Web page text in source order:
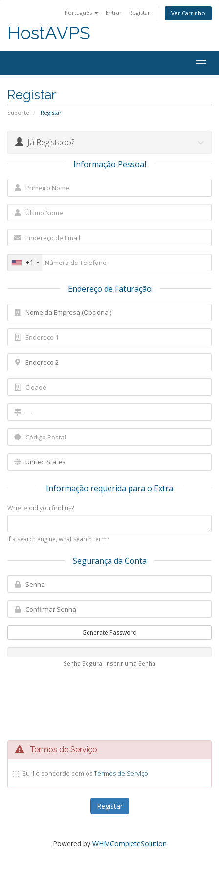
Português Entrar Registar Ver Carrinho
HostAVPS
Registar
Suporte Registar
Já Registado?
Informação Pessoal
+1
Endereço de Faturação
Informação requerida para o Extra
Where did you find us?
If a search engine, what search term?
Segurança da Conta
Generate Password
Senha Segura: Inserir uma Senha
Termos de Serviço
Eu li e concordo com osTermos de Serviço
Powered by WHMCompleteSolution